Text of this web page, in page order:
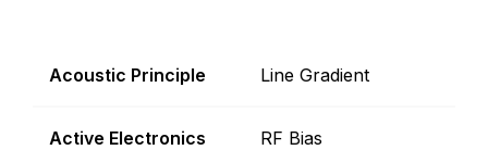
Acoustic Principle Line Gradient
Active Electronics RF Bias